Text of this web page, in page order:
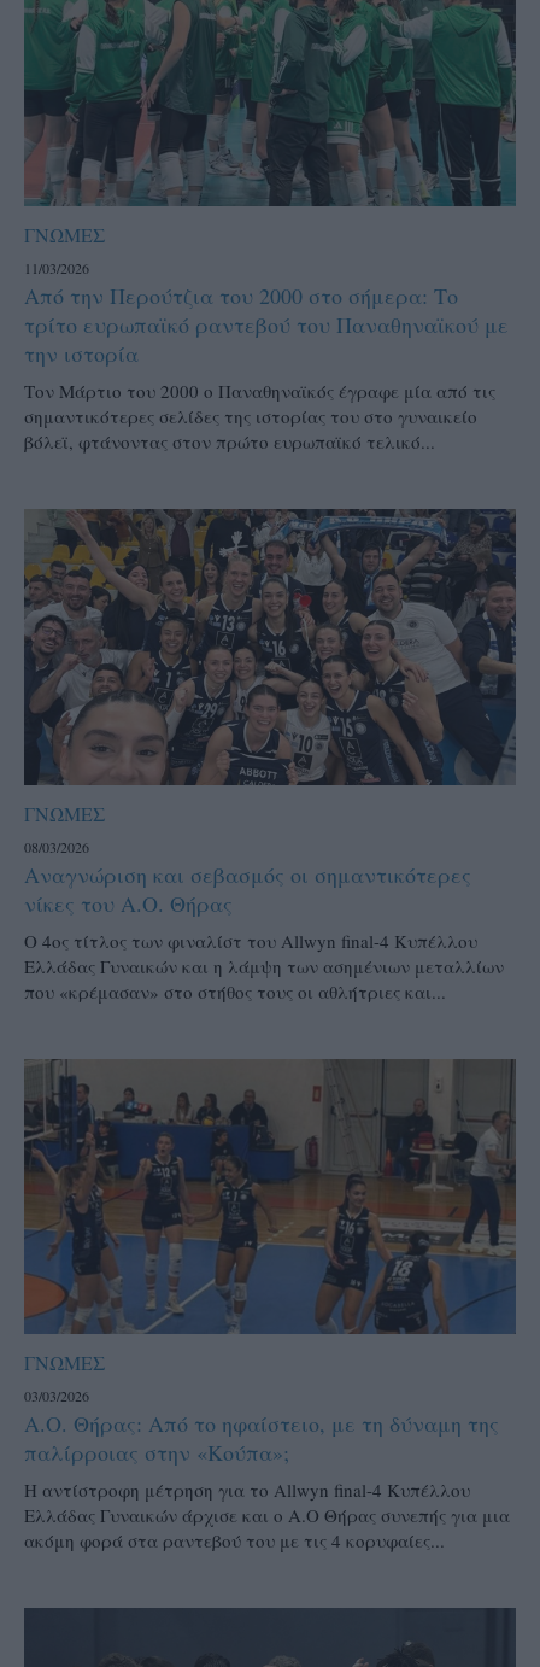
ΓΝΩΜΕΣ
11/03/2026
Από την Περούτζια του 2000 στο σήμερα: Tο
τρίτο ευρωπαϊκό ραντεβού του Παναθηναϊκού με
την ιστορία
Τον Μάρτιο του 2000 ο Παναθηναϊκός έγραφε μία από τις
σημαντικότερες σελίδες της ιστορίας του στο γυναικείο
βόλεϊ, φτάνοντας στον πρώτο ευρωπαϊκό τελικό...
ΓΝΩΜΕΣ
08/03/2026
Αναγνώριση και σεβασμός οι σημαντικότερες
νίκες του Α.Ο. Θήρας
Ο 4ος τίτλος των φιναλίστ του Allwyn final-4 Κυπέλλου
Ελλάδας Γυναικών και η λάμψη των ασημένιων μεταλλίων
που «κρέμασαν» στο στήθος τους οι αθλήτριες και...
ΓΝΩΜΕΣ
03/03/2026
Α.Ο. Θήρας: Από το ηφαίστειο, με τη δύναμη της
παλίρροιας στην «Κούπα»;
H αντίστροφη μέτρηση για το Allwyn final-4 Κυπέλλου
Ελλάδας Γυναικών άρχισε και ο Α.Ο Θήρας συνεπής για μια
ακόμη φορά στα ραντεβού του με τις 4 κορυφαίες...